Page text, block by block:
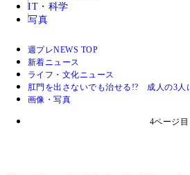
IT・科学
写真
週プレNEWS TOP
新着ニュース
ライフ・文化ニュース
肛門を出さないでも治せる!? 成人の3人
画像・写真
4ページ目